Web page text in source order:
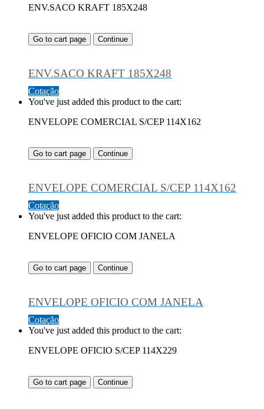
ENV.SACO KRAFT 185X248
Go to cart page Continue
ENV.SACO KRAFT 185X248
Cotação
You've just added this product to the cart:
ENVELOPE COMERCIAL S/CEP 114X162
Go to cart page Continue
ENVELOPE COMERCIAL S/CEP 114X162
Cotação
You've just added this product to the cart:
ENVELOPE OFICIO COM JANELA
Go to cart page Continue
ENVELOPE OFICIO COM JANELA
Cotação
You've just added this product to the cart:
ENVELOPE OFICIO S/CEP 114X229
Go to cart page Continue